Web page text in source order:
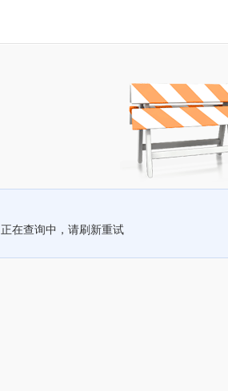
正在查询中，请刷新重试